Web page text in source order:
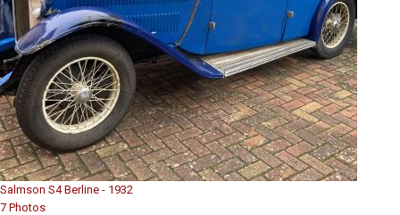
Salmson S4 Berline - 1932
7 Photos